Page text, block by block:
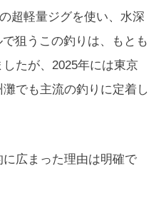
超軽量ジグを使い、水深
狙うこの釣りは、もとも
たが、2025年には東京
でも主流の釣りに定着し
広まった理由は明確で